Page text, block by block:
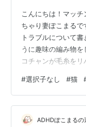
こんにちは！マッ
ちゃり妻ぽこまる
トラブルについて
うに趣味の編み物
コチャンが毛糸を
でいたらしく、大
物病院へ。 先生に
険なものです。ど
ズタになります。手
#選択子なし #猫
ADHDぽこまる